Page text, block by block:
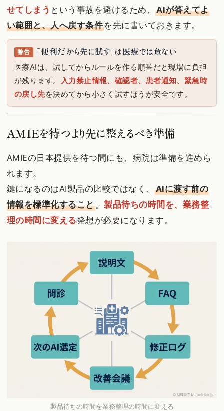
せてしまう という事故を避けるため、AIが答えてよ
い範囲と、人へ戻す条件を先に書いておきます。
警告 「便利だから先に試す」は医療では危ない
医療AIは、試してからルールを作る順番だと現場に負担
が残ります。 入力禁止情報、確認者、患者通知、緊急時
の戻し先を決めてから小さく試すほうが安全です。
AMIEを待つより先に整えるべき準備
AMIEの日本提供を待つ間にも、病院は準備を進めら
れます。
鍵になるのはAI製品の比較ではなく、 AIに渡す前の
情報を標準化すること。製品待ちの時間を、業務整
理の時間に変える発想が必要になります。
製品待ちの時間を業務整理の時間に変える